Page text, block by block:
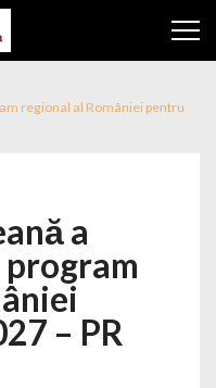
regional al României pentru
a
– PR